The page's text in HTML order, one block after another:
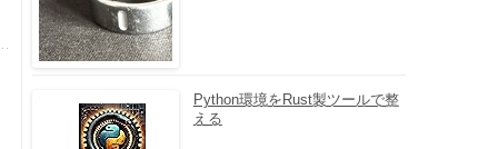
Python環境をRust製ツールで整
える